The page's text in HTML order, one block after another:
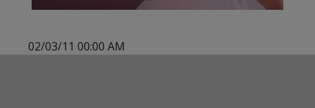
02/03/11 00:00 AM